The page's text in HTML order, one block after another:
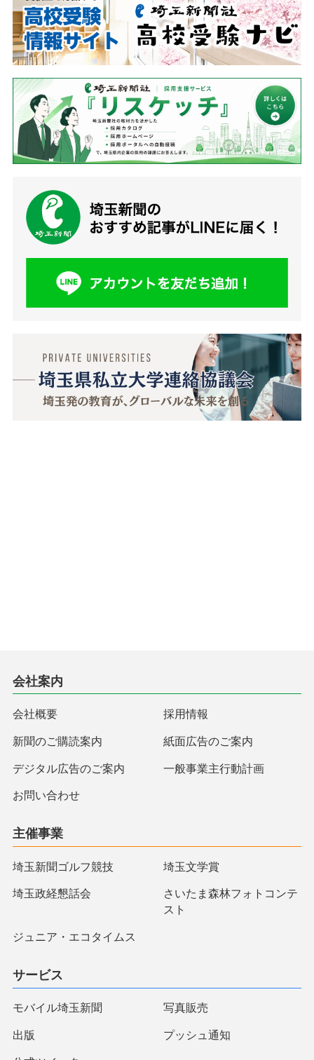
会社案内
会社概要 採用情報
新聞のご購読案内 紙面広告のご案内
デジタル広告のご案内 一般事業主行動計画
お問い合わせ
主催事業
埼玉新聞ゴルフ競技 埼玉文学賞
埼玉政経懇話会
さいたま森林フォトコンテ
スト
ジュニア・エコタイムス
サービス
モバイル埼玉新聞 写真販売
出版 プッシュ通知